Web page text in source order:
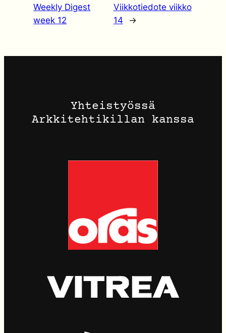
Weekly Digest
week 12
Viikkotiedote viikko
14
→
Yhteistyössä
Arkkitehtikillan kanssa